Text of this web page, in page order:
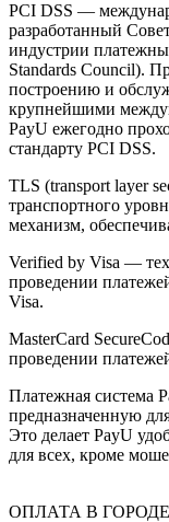
PCI DSS —
разработанный
индустрии
Standards Council).
построению и
крупнейшими
PayU ежегодно
стандарту PCI DSS.
TLS (transport layer
транспортного
механизм,
Verified by Visa —
проведении
Visa.
MasterCard
проведении
Платежная система
предназначенную
Это делает PayU
для всех, кроме
ОПЛАТА В ГОРОДЕ